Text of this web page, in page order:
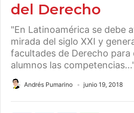
del Derecho
"En Latinoamérica se debe
mirada del siglo XXI y
facultades de Derecho para
alumnos las
Andrés Pumarino junio 19, 2018